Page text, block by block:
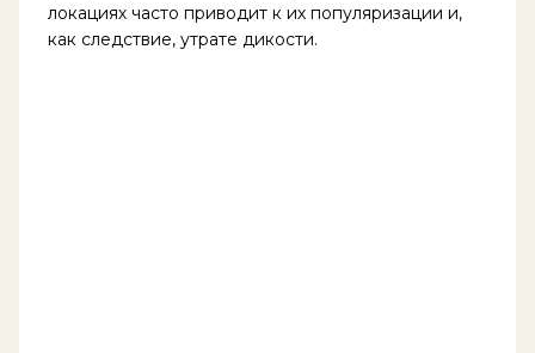
локациях часто приводит к их популяризации и,
как следствие, утрате дикости.